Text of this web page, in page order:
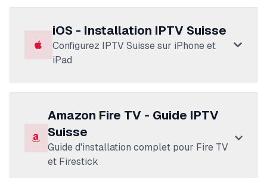
iOS - Installation IPTV Suisse
Configurez IPTV Suisse sur iPhone et
iPad
Amazon Fire TV - Guide IPTV
Suisse
Guide d'installation complet pour Fire TV
et Firestick